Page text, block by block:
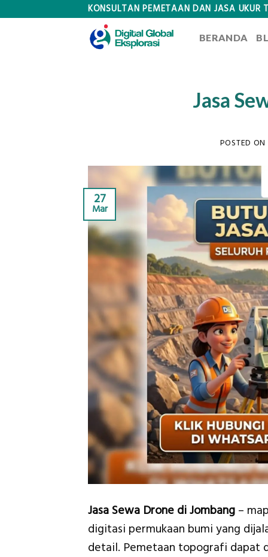
KONSULTAN PEMETAAN DAN JASA UKUR
BERANDA
Jasa
POSTED ON
27
Mar
Jasa Sewa Drone di Jombang –
digitasi permukaan bumi yang
detail. Pemetaan topografi dapat